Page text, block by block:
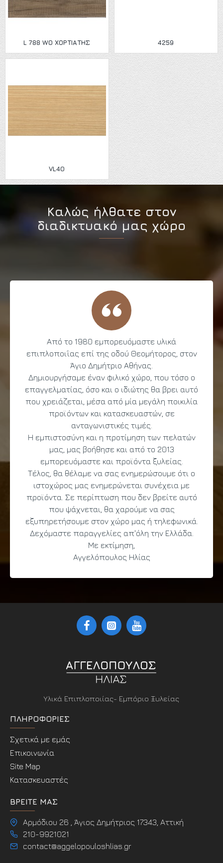
L 788 WO ΧΟΡΤΙΑΤΗΣ 4259
VL40
Καλώς ήλθατε στον
διαδικτυακό μας χώρο
Από το 1980 εμπορευόμαστε υλικά
επιπλοποιΐας επί της οδού Θεομήτορος, στον
Άγιο Δημήτριο Αθήνας.
Δημιουργήσαμε έναν φιλικό χώρο, που τόσο ο
επαγγελματίας, όσο και ο ιδιώτης θα βρει αυτό
που χρειάζεται, μέσα από μία μεγάλη ποικιλία
προϊόντων και κατασκευαστών, σε
ανταγωνιστικές τιμές.
Η εμπιστοσύνη και η προτίμηση των πελατών
μας, μας βοήθησε και από το 2013
εμπορευόμαστε και προϊόντα ξυλείας.
Τέλος, θα θέλαμε να σας ενημερώσουμε ότι ο
ιστοχώρος μας ενημερώνεται συνέχεια με
προϊόντα. Σε περίπτωση που δεν βρείτε αυτό
που ψάχνεται, θα χαρούμε να σας
εξυπηρετήσουμε στον χώρο μας ή τηλεφωνικά.
Δεχόμαστε παραγγελίες απ'όλη την Ελλάδα.
Με εκτίμηση,
Αγγελόπουλος Ηλίας
Υλικά Επιπλοποιίας- Εμπόριο Ξυλείας
ΠΛΗΡΟΦΟΡΊΕΣ
Σχετικά με εμάς
Επικοινωνία
Site Map
Κατασκευαστές
ΒΡΕΊΤΕ ΜΑΣ
Αρμόδιου 26 , Άγιος Δημήτριος 17343, Αττική
210-9921021
contact@aggelopouloshlias.gr